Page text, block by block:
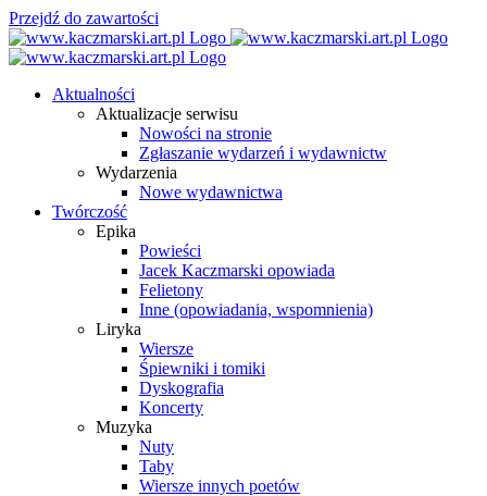
Przejdź do zawartości
Aktualności
Aktualizacje serwisu
Nowości na stronie
Zgłaszanie wydarzeń i wydawnictw
Wydarzenia
Nowe wydawnictwa
Twórczość
Epika
Powieści
Jacek Kaczmarski opowiada
Felietony
Inne (opowiadania, wspomnienia)
Liryka
Wiersze
Śpiewniki i tomiki
Dyskografia
Koncerty
Muzyka
Nuty
Taby
Wiersze innych poetów